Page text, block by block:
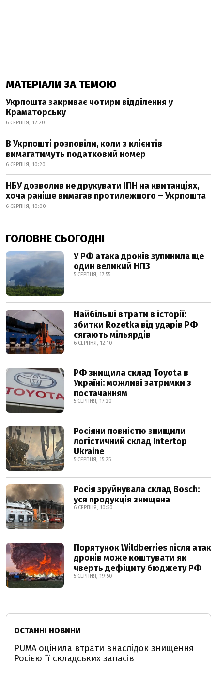
МАТЕРІАЛИ ЗА ТЕМОЮ
Укрпошта закриває чотири відділення у
Краматорську
6 СЕРПНЯ, 12:20
В Укрпошті розповіли, коли з клієнтів
вимагатимуть податковий номер
6 СЕРПНЯ, 10:20
НБУ дозволив не друкувати ІПН на квитанціях,
хоча раніше вимагав протилежного – Укрпошта
6 СЕРПНЯ, 10:00
ГОЛОВНЕ СЬОГОДНІ
У РФ атака дронів зупинила ще
один великий НПЗ
5 СЕРПНЯ, 17:55
Найбільші втрати в історії:
збитки Rozetka від ударів РФ
сягають мільярдів
6 СЕРПНЯ, 12:10
РФ знищила склад Toyota в
Україні: можливі затримки з
постачанням
5 СЕРПНЯ, 17:20
Росіяни повністю знищили
логістичний склад Intertop
Ukraine
5 СЕРПНЯ, 15:25
Росія зруйнувала склад Bosch:
уся продукція знищена
6 СЕРПНЯ, 10:50
Порятунок Wildberries після атак
дронів може коштувати як
чверть дефіциту бюджету РФ
5 СЕРПНЯ, 19:50
ОСТАННІ НОВИНИ
PUMA оцінила втрати внаслідок знищення
Росією її складських запасів